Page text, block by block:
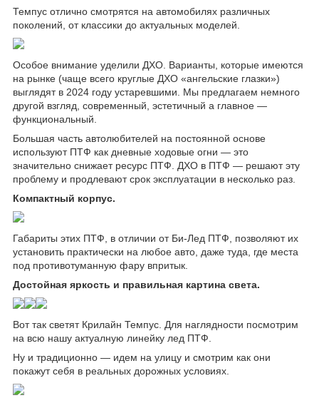
Темпус отлично смотрятся на автомобилях различных
поколений, от классики до актуальных моделей.
Особое внимание уделили ДХО. Варианты, которые имеются
на рынке (чаще всего круглые ДХО «ангельские глазки»)
выглядят в 2024 году устаревшими. Мы предлагаем немного
другой взгляд, современный, эстетичный а главное —
функциональный.
Большая часть автолюбителей на постоянной основе
используют ПТФ как дневные ходовые огни — это
значительно снижает ресурс ПТФ. ДХО в ПТФ — решают эту
проблему и продлевают срок эксплуатации в несколько раз.
Компактный корпус.
Габариты этих ПТФ, в отличии от Би-Лед ПТФ, позволяют их
установить практически на любое авто, даже туда, где места
под противотуманную фару впритык.
Достойная яркость и правильная картина света.
Вот так светят Крилайн Темпус. Для наглядности посмотрим
на всю нашу актуалную линейку лед ПТФ.
Ну и традиционно — идем на улицу и смотрим как они
покажут себя в реальных дорожных условиях.